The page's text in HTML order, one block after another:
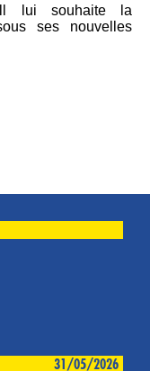
lui souhaite la
ses nouvelles
31/05/2026